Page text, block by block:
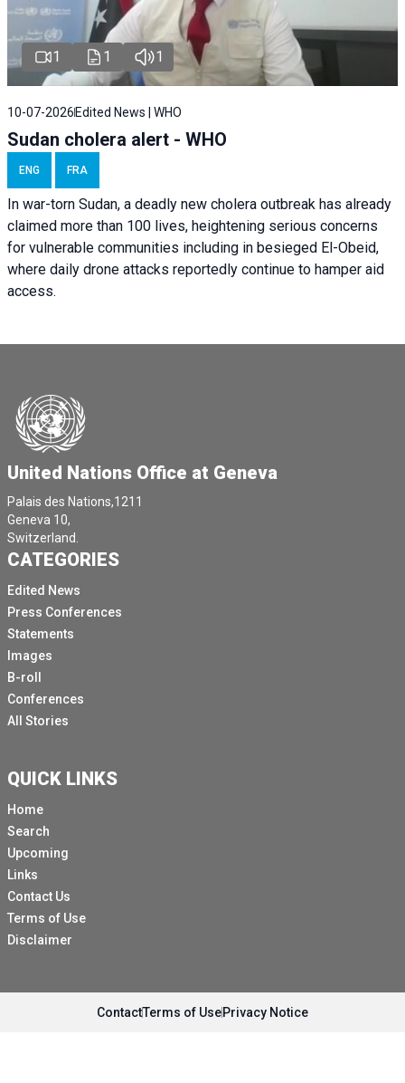
1 1 1
10-07-2026 Edited News | WHO
Sudan cholera alert - WHO
ENG FRA
In war-torn Sudan, a deadly new cholera outbreak has already
claimed more than 100 lives, heightening serious concerns
for vulnerable communities including in besieged El-Obeid,
where daily drone attacks reportedly continue to hamper aid
access.
United Nations Office at Geneva
Palais des Nations,1211
Geneva 10,
Switzerland.
CATEGORIES
Edited News
Press Conferences
Statements
Images
B-roll
Conferences
All Stories
QUICK LINKS
Home
Search
Upcoming
Links
Contact Us
Terms of Use
Disclaimer
ContactTerms of UsePrivacy Notice